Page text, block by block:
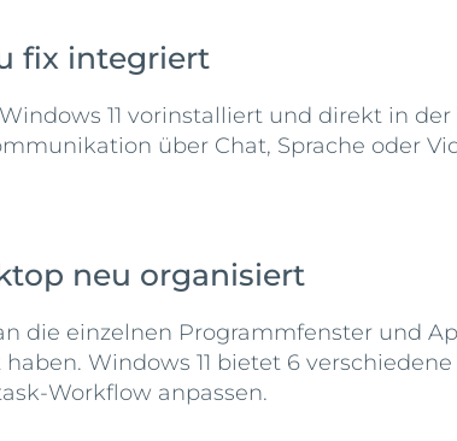
fix integriert
11 vorinstalliert und direkt in
über Chat, Sprache oder
neu organisiert
die einzelnen Programmfenster und
Windows 11 bietet 6
Workflow anpassen.